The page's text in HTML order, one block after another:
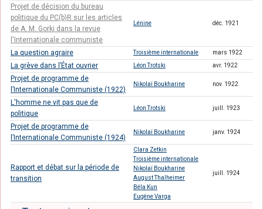
Projet de décision du bureau
politique du PC(b)R sur les articles
de A. M. Gorki dans la revue
l'Internationale communiste
Lénine déc. 1921
La question agraire Troisième internationale mars 1922
La grève dans l’État ouvrier Léon Trotski avr. 1922
Projet de programme de
l’Internationale Communiste (1922)
Nikolaï Boukharine nov. 1922
L'homme ne vit pas que de
politique
Léon Trotski juill. 1923
Projet de programme de
l’Internationale Communiste (1924)
Nikolaï Boukharine janv. 1924
Rapport et débat sur la période de
transition
Clara Zetkin
Troisième internationale
Nikolaï Boukharine
August Thalheimer
Béla Kun
Eugène Varga
juill. 1924